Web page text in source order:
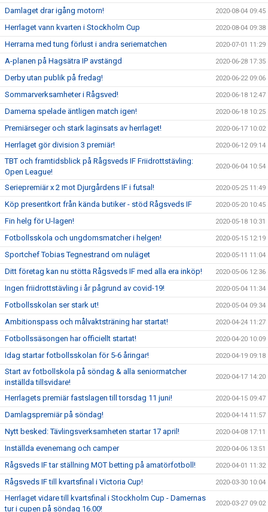
Damlaget drar igång motorn! 2020-08-04 09:45
Herrlaget vann kvarten i Stockholm Cup 2020-08-04 09:38
Herrarna med tung förlust i andra seriematchen 2020-07-01 11:29
A-planen på Hagsätra IP avstängd 2020-06-28 17:35
Derby utan publik på fredag! 2020-06-22 09:06
Sommarverksamheter i Rågsved! 2020-06-18 12:47
Damerna spelade äntligen match igen! 2020-06-18 10:25
Premiärseger och stark laginsats av herrlaget! 2020-06-17 10:02
Herrlaget gör division 3 premiär! 2020-06-12 09:14
TBT och framtidsblick på Rågsveds IF Friidrottstävling:
Open League!
2020-06-04 10:54
Seriepremiär x 2 mot Djurgårdens IF i futsal! 2020-05-25 11:49
Köp presentkort från kända butiker - stöd Rågsveds IF 2020-05-20 10:45
Fin helg för U-lagen! 2020-05-18 10:31
Fotbollsskola och ungdomsmatcher i helgen! 2020-05-15 12:19
Sportchef Tobias Tegnestrand om nuläget 2020-05-11 11:04
Ditt företag kan nu stötta Rågsveds IF med alla era inköp! 2020-05-06 12:36
Ingen friidrottstävling i år pågrund av covid-19! 2020-05-04 11:34
Fotbollsskolan ser stark ut! 2020-05-04 09:34
Ambitionspass och målvaktsträning har startat! 2020-04-24 11:27
Fotbollssäsongen har officiellt startat! 2020-04-20 10:09
Idag startar fotbollsskolan för 5-6 åringar! 2020-04-19 09:18
Start av fotbollskola på söndag & alla seniormatcher
inställda tillsvidare!
2020-04-17 14:20
Herrlagets premiär fastslagen till torsdag 11 juni! 2020-04-15 09:47
Damlagspremiär på söndag! 2020-04-14 11:57
Nytt besked: Tävlingsverksamheten startar 17 april! 2020-04-08 17:11
Inställda evenemang och camper 2020-04-06 13:51
Rågsveds IF tar ställning MOT betting på amatörfotboll! 2020-04-01 11:32
Rågsveds IF till kvartsfinal i Victoria Cup! 2020-03-30 10:04
Herrlaget vidare till kvartsfinal i Stockholm Cup - Damernas
tur i cupen på söndag 16.00!
2020-03-27 09:02